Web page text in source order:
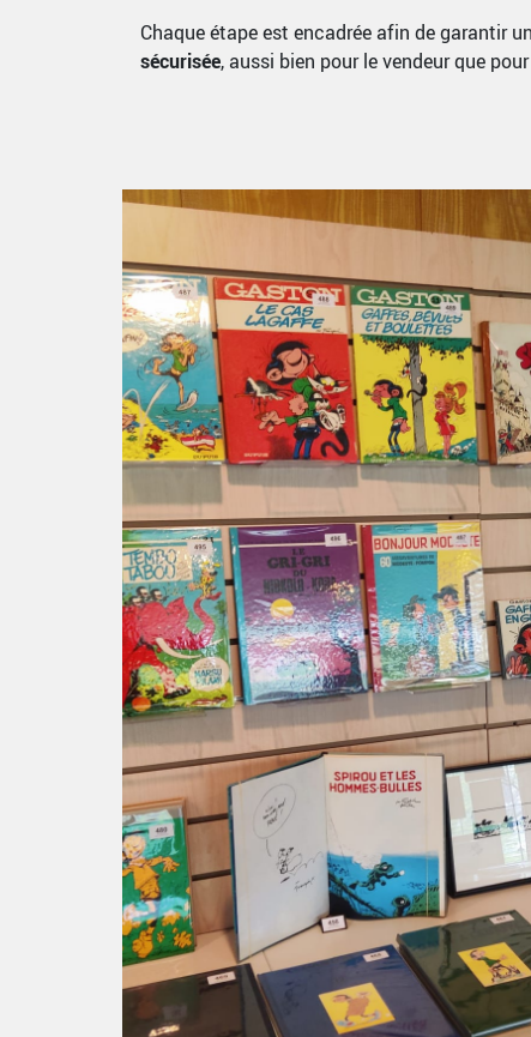
Chaque étape est encadrée afin de garantir
sécurisée, aussi bien pour le vendeur que pour